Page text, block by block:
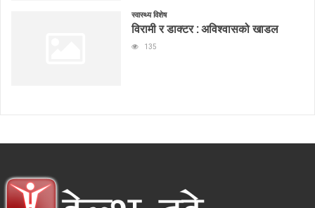
स्वास्थ्य विशेष
विरामी र डाक्टर : अविश्वासको खाडल
135